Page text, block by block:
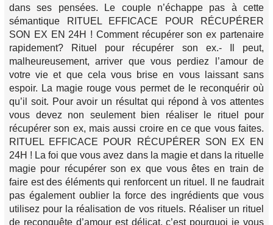
dans ses pensées. Le couple n’échappe pas à cette
sémantique RITUEL EFFICACE POUR RÉCUPÉRER
SON EX EN 24H ! Comment récupérer son ex partenaire
rapidement? Rituel pour récupérer son ex.- Il peut,
malheureusement, arriver que vous perdiez l’amour de
votre vie et que cela vous brise en vous laissant sans
espoir. La magie rouge vous permet de le reconquérir où
qu’il soit. Pour avoir un résultat qui répond à vos attentes
vous devez non seulement bien réaliser le rituel pour
récupérer son ex, mais aussi croire en ce que vous faites.
RITUEL EFFICACE POUR RÉCUPÉRER SON EX EN
24H ! La foi que vous avez dans la magie et dans la rituelle
magie pour récupérer son ex que vous êtes en train de
faire est des éléments qui renforcent un rituel. Il ne faudrait
pas également oublier la force des ingrédients que vous
utilisez pour la réalisation de vos rituels. Réaliser un rituel
de reconquête d’amour est délicat, c’est pourquoi je vous